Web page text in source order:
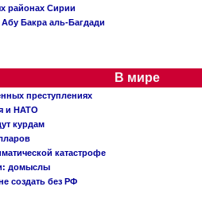
районах Сирии
Бакра аль-Багдади
В мире
преступлениях
и НАТО
курдам
катастрофе
домыслы
создать без РФ